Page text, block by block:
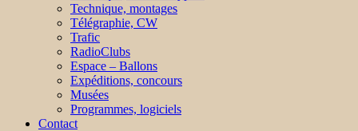
Technique, montages
Télégraphie, CW
Trafic
RadioClubs
Espace – Ballons
Expéditions, concours
Musées
Programmes, logiciels
Contact